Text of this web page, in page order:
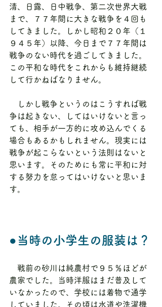
清、日露、日中戦争、第二次世界大戦
まで、７７年間に大きな戦争を４回も
してきました。しかし昭和２０年（１
９４５年）以降、今日まで７７年間は
戦争のない時代を過ごしてきました。
この平和な時代をこれからも維持継続
して行かねばなりません。
しかし戦争というのはこうすれば戦
争は起きない、してはいけないと言っ
ても、相手が一方的に攻め込んでくる
場合もあるかもしれません。現実には
戦争が起こらないという法則はないと
思います。そのためにも常に平和に対
する努力を怠ってはいけないと思いま
す。
●当時の小学生の服装は？
戦前の砂川は純農村で９５％ほどが
農家でした。当時洋服はまだ普及して
いなかったので、学校には着物で通学
していました。その頃は水道や洗濯機